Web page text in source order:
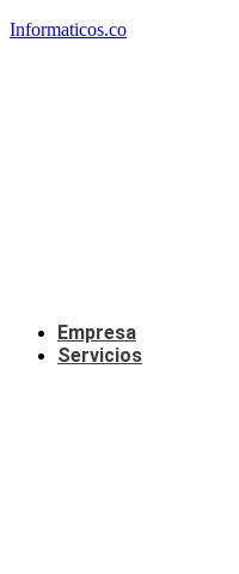
Informaticos.co
Empresa
Servicios